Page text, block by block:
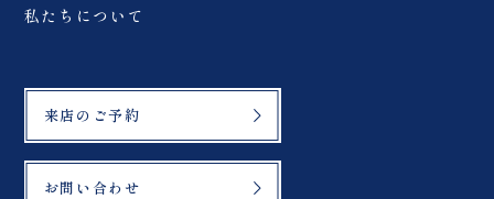
私たちについて
来店のご予約
お問い合わせ